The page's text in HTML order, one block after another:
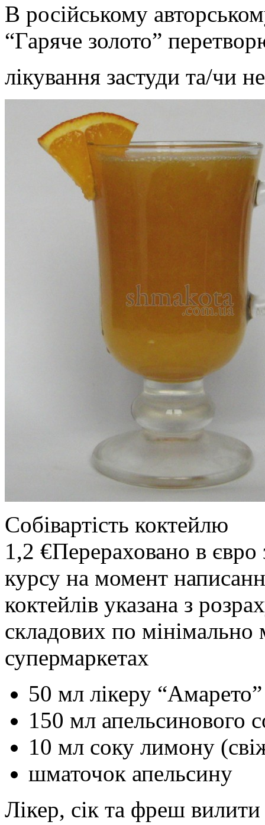
В російському
“Гаряче золото”
лікування застуди та/чи
Собівартість коктейлю
1,2 €Перераховано в
курсу на момент
коктейлів указана з
складових по
супермаркетах
50 мл лікеру “Амарето”
150 мл апельсинового
10 мл соку лимону
шматочок апельсину
Лікер, сік та фреш вилити